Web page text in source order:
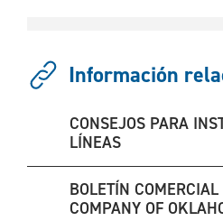
Información
CONSEJOS PARA
LÍNEAS
BOLETÍN
COMPANY OF